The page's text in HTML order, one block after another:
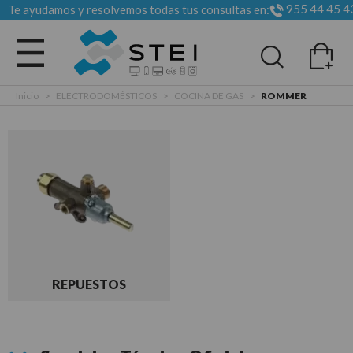
Te ayudamos y resolvemos todas tus consultas en: 955 44 45
Todas las categorias
Inicio > ELECTRODOMÉSTICOS > COCINA DE GAS > ROMMER
REPUESTOS